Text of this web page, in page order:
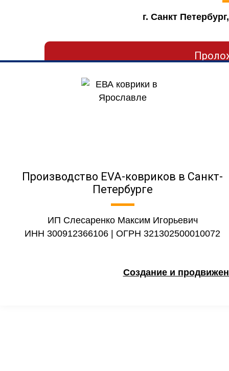
г. Санкт
Производство EVA-ковриков в Санкт-
Петербурге
ИП Слесаренко Максим Игорьевич
ИНН 300912366106 | ОГРН 321302500010072
Создание и